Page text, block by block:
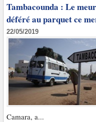
Tambacounda : Le
déféré au parquet ce
22/05/2019
Camara, a...